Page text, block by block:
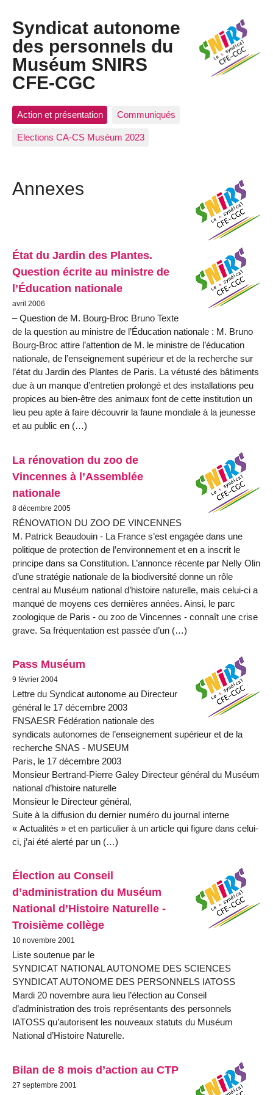
Syndicat autonome
des personnels du
Muséum SNIRS
CFE-CGC
Action et présentation Communiqués
Elections CA-CS Muséum 2023
Annexes
État du Jardin des Plantes.
Question écrite au ministre de
l’Éducation nationale
avril 2006
– Question de M. Bourg-Broc Bruno Texte
de la question au ministre de l’Éducation nationale : M. Bruno
Bourg-Broc attire l’attention de M. le ministre de l’éducation
nationale, de l’enseignement supérieur et de la recherche sur
l’état du Jardin des Plantes de Paris. La vétusté des bâtiments
due à un manque d’entretien prolongé et des installations peu
propices au bien-être des animaux font de cette institution un
lieu peu apte à faire découvrir la faune mondiale à la jeunesse
et au public en (…)
La rénovation du zoo de
Vincennes à l’Assemblée
nationale
8 décembre 2005
RÉNOVATION DU ZOO DE VINCENNES
M. Patrick Beaudouin - La France s’est engagée dans une
politique de protection de l’environnement et en a inscrit le
principe dans sa Constitution. L’annonce récente par Nelly Olin
d’une stratégie nationale de la biodiversité donne un rôle
central au Muséum national d’histoire naturelle, mais celui-ci a
manqué de moyens ces dernières années. Ainsi, le parc
zoologique de Paris - ou zoo de Vincennes - connaît une crise
grave. Sa fréquentation est passée d’un (…)
Pass Muséum
9 février 2004
Lettre du Syndicat autonome au Directeur
général le 17 décembre 2003
FNSAESR Fédération nationale des
syndicats autonomes de l’enseignement supérieur et de la
recherche SNAS - MUSEUM
Paris, le 17 décembre 2003
Monsieur Bertrand-Pierre Galey Directeur général du Muséum
national d’histoire naturelle
Monsieur le Directeur général,
Suite à la diffusion du dernier numéro du journal interne
« Actualités » et en particulier à un article qui figure dans celui-
ci, j’ai été alerté par un (…)
Élection au Conseil
d’administration du Muséum
National d’Histoire Naturelle -
Troisième collège
10 novembre 2001
Liste soutenue par le
SYNDICAT NATIONAL AUTONOME DES SCIENCES
SYNDICAT AUTONOME DES PERSONNELS IATOSS
Mardi 20 novembre aura lieu l’élection au Conseil
d’administration des trois représentants des personnels
IATOSS qu’autorisent les nouveaux statuts du Muséum
National d’Histoire Naturelle.
Bilan de 8 mois d’action au CTP
27 septembre 2001